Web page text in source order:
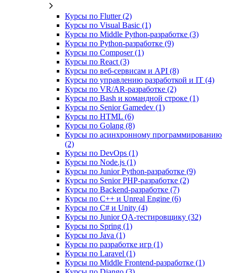
Курсы по Flutter (2)
Курсы по Visual Basic (1)
Курсы по Middle Python-разработке (3)
Курсы по Python-разработке (9)
Курсы по Composer (1)
Курсы по React (3)
Курсы по веб‑сервисам и API (8)
Курсы по управлению разработкой и IT (4)
Курсы по VR/AR‑разработке (2)
Курсы по Bash и командной строке (1)
Курсы по Senior Gamedev (1)
Курсы по HTML (6)
Курсы по Golang (8)
Курсы по асинхронному программированию
(2)
Курсы по DevOps (1)
Курсы по Node.js (1)
Курсы по Junior Python-разработке (9)
Курсы по Senior PHP-разработке (2)
Курсы по Backend‑разработке (7)
Курсы по C++ и Unreal Engine (6)
Курсы по C# и Unity (4)
Курсы по Junior QA-тестировщику (32)
Курсы по Spring (1)
Курсы по Java (1)
Курсы по разработке игр (1)
Курсы по Laravel (1)
Курсы по Middle Frontend-разработке (1)